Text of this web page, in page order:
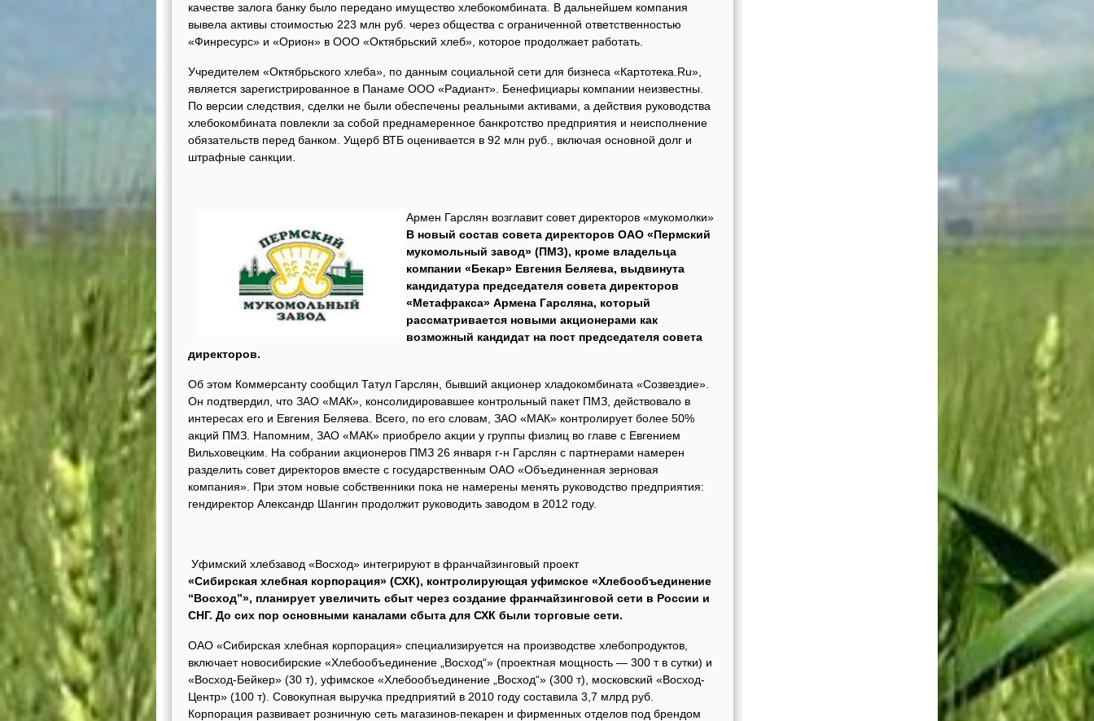
качестве залога банку было передано имущество хлебокомбината. В дальнейшем компания
вывела активы стоимостью 223 млн руб. через общества с ограниченной ответственностью
«Финресурс» и «Орион» в ООО «Октябрьский хлеб», которое продолжает работать.
Учредителем «Октябрьского хлеба», по данным социальной сети для бизнеса «Картотека.Ru»,
является зарегистрированное в Панаме ООО «Радиант». Бенефициары компании неизвестны.
По версии следствия, сделки не были обеспечены реальными активами, а действия руководства
хлебокомбината повлекли за собой преднамеренное банкротство предприятия и неисполнение
обязательств перед банком. Ущерб ВТБ оценивается в 92 млн руб., включая основной долг и
штрафные санкции.
Армен Гарслян возглавит совет директоров «мукомолки»
В новый состав совета директоров ОАО «Пермский
мукомольный завод» (ПМЗ), кроме владельца
компании «Бекар» Евгения Беляева, выдвинута
кандидатура председателя совета директоров
«Метафракса» Армена Гарсляна, который
рассматривается новыми акционерами как
возможный кандидат на пост председателя совета
директоров.
Об этом Коммерсанту сообщил Татул Гарслян, бывший акционер хладокомбината «Созвездие».
Он подтвердил, что ЗАО «МАК», консолидировавшее контрольный пакет ПМЗ, действовало в
интересах его и Евгения Беляева. Всего, по его словам, ЗАО «МАК» контролирует более 50%
акций ПМЗ. Напомним, ЗАО «МАК» приобрело акции у группы физлиц во главе с Евгением
Вильховецким. На собрании акционеров ПМЗ 26 января г-н Гарслян с партнерами намерен
разделить совет директоров вместе с государственным ОАО «Объединенная зерновая
компания». При этом новые собственники пока не намерены менять руководство предприятия:
гендиректор Александр Шангин продолжит руководить заводом в 2012 году.
Уфимский хлебзавод «Восход» интегрируют в франчайзинговый проект
«Сибирская хлебная корпорация» (СХК), контролирующая уфимское «Хлебообъединение
“Восход”», планирует увеличить сбыт через создание франчайзинговой сети в России и
СНГ. До сих пор основными каналами сбыта для СХК были торговые сети.
ОАО «Сибирская хлебная корпорация» специализируется на производстве хлебопродуктов,
включает новосибирские «Хлебообъединение „Восход“» (проектная мощность — 300 т в сутки) и
«Восход-Бейкер» (30 т), уфимское «Хлебообъединение „Восход“» (300 т), московский «Восход-
Центр» (100 т). Совокупная выручка предприятий в 2010 году составила 3,7 млрд руб.
Корпорация развивает розничную сеть магазинов-пекарен и фирменных отделов под брендом